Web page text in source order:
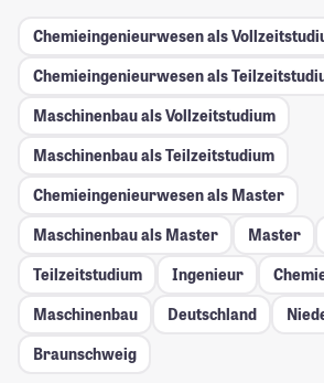
Chemieingenieurwesen als
Chemieingenieurwesen als
Maschinenbau als Vollzeitstudium
Maschinenbau als Teilzeitstudium
Chemieingenieurwesen als Master
Maschinenbau als Master
Master
Teilzeitstudium
Ingenieur
Maschinenbau
Deutschland
Braunschweig